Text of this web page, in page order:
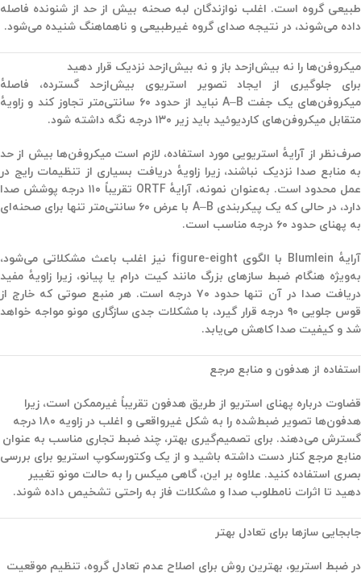
طبیعی گروه است. اغلب نوازندگان لبه صحنه بیش از حد از شنونده فاصله
داده می‌شوند، در نتیجه صدای گروه غیرطبیعی و ناهماهنگ شنیده می‌شود.
میکروفن‌ها را نه بیش‌ازحد باز و نه بیش‌ازحد نزدیک قرار دهید
برای جلوگیری از ایجاد تصویر استریوی بیش‌ازحد گسترده، فاصلهٔ
میکروفن‌های یک جفت A–B نباید از حدود ۶۰ سانتی‌متر تجاوز کند و زاویهٔ
متقابل میکروفن‌های کاردیوئید باید زیر ۱۳۰ درجه نگه داشته شود.
صرف‌نظر از آرایهٔ استریویی مورد استفاده، لازم است میکروفن‌ها بیش از حد
به منابع صدا نزدیک نباشند، زیرا زاویهٔ دریافت بسیاری از تنظیمات رایج در
عمل محدود است. به‌عنوان نمونه، آرایهٔ ORTF تقریباً ۱۱۰ درجه پوشش صدا
دارد، در حالی که یک پیکربندی A–B با عرض ۶۰ سانتی‌متر تنها برای صحنه‌ای
به پهنای حدود ۶۰ درجه مناسب است.
آرایهٔ Blumlein
با الگوی figure-eight نیز اغلب باعث مشکلاتی می‌شود،
به‌ویژه هنگام ضبط سازهای بزرگ مانند کیت درام یا پیانو، زیرا زاویهٔ مفید
دریافت صدا در آن تنها حدود ۷۰ درجه است. هر منبع صوتی که خارج از
قوس جلویی ۹۰ درجه قرار گیرد، با مشکلات جدی سازگاری مونو مواجه خواهد
شد و کیفیت صدا کاهش می‌یابد.
استفاده از هدفون و منابع مرجع
قضاوت درباره پهنای استریو از طریق هدفون تقریباً غیرممکن است، زیرا
هدفون‌ها تصویر ضبط‌شده را به شکل غیرواقعی و اغلب در زاویه ۱۸۰ درجه
گسترش می‌دهند. برای تصمیم‌گیری بهتر، چند ضبط تجاری مناسب به عنوان
منابع مرجع کنار دست داشته باشید و از یک وکتورسکوپ استریو برای بررسی
بصری استفاده کنید. علاوه بر این، گاهی میکس را به حالت مونو تغییر
دهید تا اثرات نامطلوب صدا و مشکلات فاز به راحتی تشخیص داده شوند.
جابجایی سازها برای تعادل بهتر
در ضبط استریو، بهترین روش برای اصلاح عدم تعادل گروه، تنظیم موقعیت